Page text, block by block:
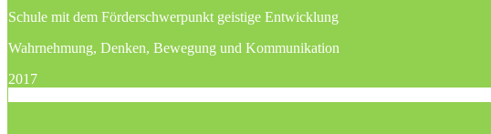
Schule mit dem Förderschwerpunkt geistige Entwicklung
Wahrnehmung, Denken, Bewegung und Kommunikation
2017